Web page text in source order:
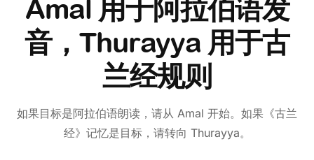
Amal 用于阿拉伯语发
音，Thurayya 用于古
兰经规则
如果目标是阿拉伯语朗读，请从 Amal 开始。如果《古兰
经》记忆是目标，请转向 Thurayya。